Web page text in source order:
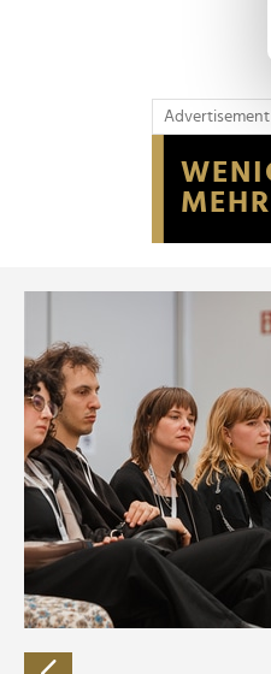
Advertisement